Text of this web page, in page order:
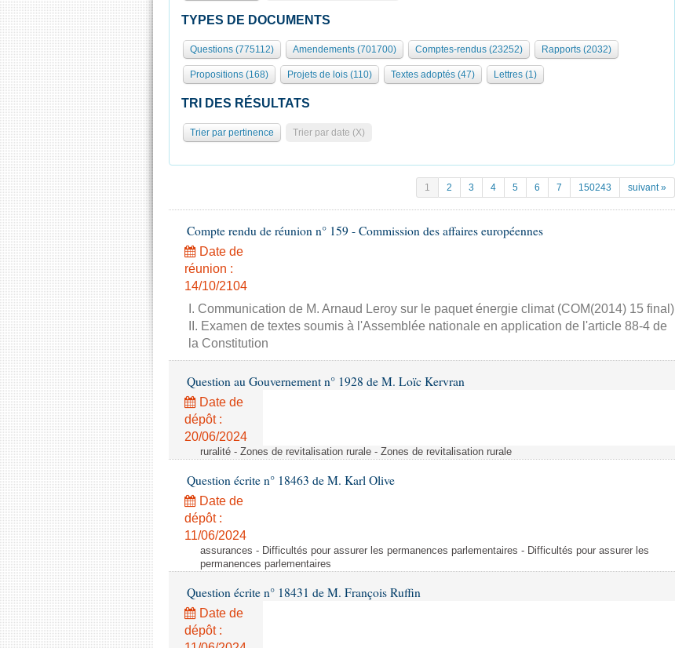
TYPES DE DOCUMENTS
Questions (775112) Amendements (701700) Comptes-rendus (23252) Rapports (2032)
Propositions (168) Projets de lois (110) Textes adoptés (47) Lettres (1)
TRI DES RÉSULTATS
Trier par pertinence Trier par date (X)
1 2 3 4 5 6 7 150243 suivant »
Compte rendu de réunion n° 159 - Commission des affaires européennes
Date de
réunion :
14/10/2104
I. Communication de M. Arnaud Leroy sur le paquet énergie climat (COM(2014) 15 final)
II. Examen de textes soumis à l'Assemblée nationale en application de l'article 88-4 de
la Constitution
Question au Gouvernement n° 1928 de M. Loïc Kervran
Date de
dépôt :
20/06/2024
ruralité - Zones de revitalisation rurale - Zones de revitalisation rurale
Question écrite n° 18463 de M. Karl Olive
Date de
dépôt :
11/06/2024
assurances - Difficultés pour assurer les permanences parlementaires - Difficultés pour assurer les
permanences parlementaires
Question écrite n° 18431 de M. François Ruffin
Date de
dépôt :